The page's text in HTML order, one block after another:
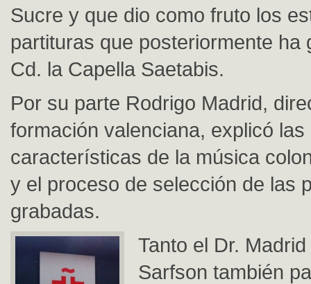
Sucre y que dio como fruto los
partituras que posteriormente ha
Cd. la Capella Saetabis.
Por su parte Rodrigo Madrid,
formación valenciana, explicó las
características de la música
y el proceso de selección de las
grabadas.
Tanto el Dr.
Sarfson también